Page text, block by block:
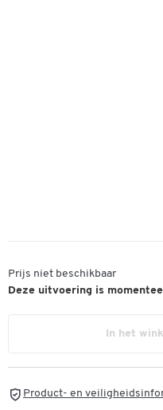
Prijs niet beschikbaar
Deze uitvoering is
In het
Product- en